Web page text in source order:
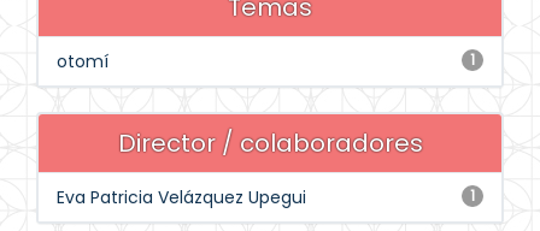
Temas
1
otomí
Director / colaboradores
1
Eva Patricia Velázquez Upegui